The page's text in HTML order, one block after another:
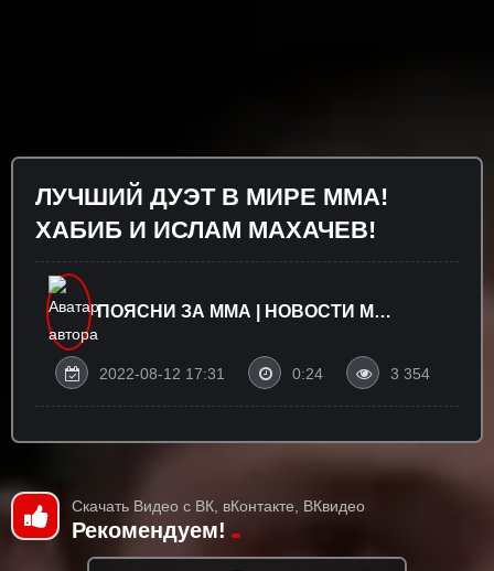
ЛУЧШИЙ ДУЭТ В МИРЕ ММА!
ХАБИБ И ИСЛАМ МАХАЧЕВ!
ПОЯСНИ ЗА ММА | НОВОСТИ MMA
UFC
2022-08-12 17:31 0:24 3 354
Скачать Видео с ВК, вКонтакте, ВКвидео
Рекомендуем!